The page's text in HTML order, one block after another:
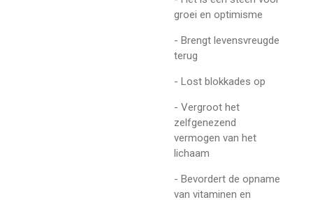
groei en optimisme
- Brengt levensvreugde
terug
- Lost blokkades op
- Vergroot het
zelfgenezend
vermogen van het
lichaam
- Bevordert de opname
van vitaminen en